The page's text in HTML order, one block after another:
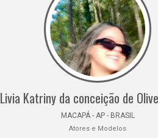
Livia Katriny da conceição de
MACAPÁ - AP - BRASIL
Atores e Modelos